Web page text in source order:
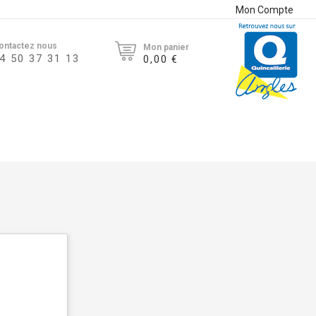
Mon Compte
nous
50 37 31 13
Mon panier
0,00 €